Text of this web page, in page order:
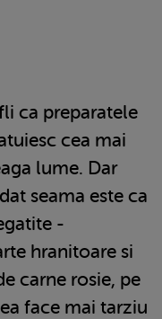
ca preparatele
cea mai
lume. Dar
seama este ca
-
hranitoare si
carne rosie, pe
face mai tarziu